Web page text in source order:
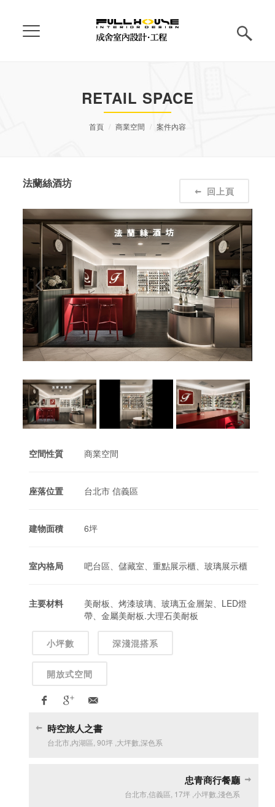
RETAIL SPACE
首頁 商業空間 案件內容
法蘭絲酒坊
回上頁
空間性質 商業空間
座落位置 台北市 信義區
建物面積 6坪
室內格局 吧台區、儲藏室、重點展示櫃、玻璃展示櫃
主要材料
美耐板、烤漆玻璃、玻璃五金層架、LED燈
帶、金屬美耐板.大理石美耐板
小坪數 深淺混搭系
開放式空間
時空旅人之書
台北市 內湖區 ,90坪 大坪數 ,深色系
忠青商行餐廳
台北市,信義區 17坪, 小坪數 淺色系